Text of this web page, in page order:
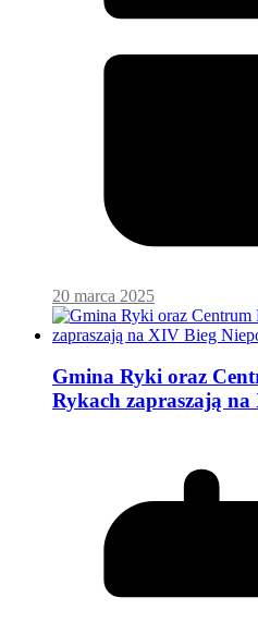
20 marca 2025
Gmina Ryki oraz
Rykach zapraszają na